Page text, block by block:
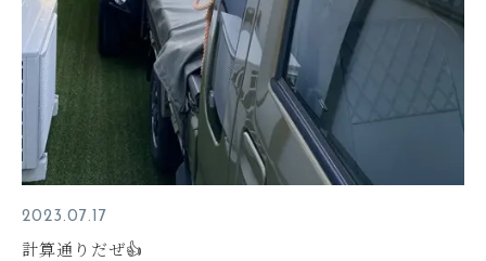
2023.07.17
計算通りだぜ👍